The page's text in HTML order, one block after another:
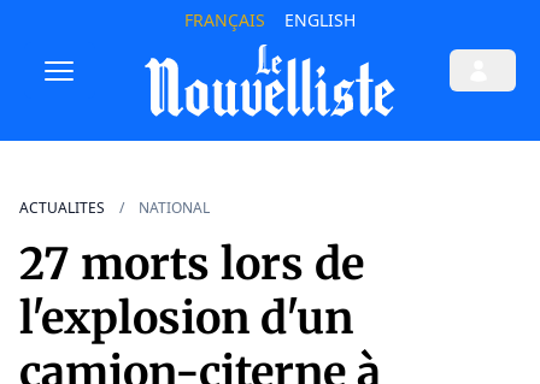
FRANÇAIS ENGLISH
ACTUALITES NATIONAL
27 morts lors de
l'explosion d'un
camion-citerne à